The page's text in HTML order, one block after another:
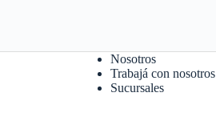
Nosotros
Trabajá con nosotros
Sucursales